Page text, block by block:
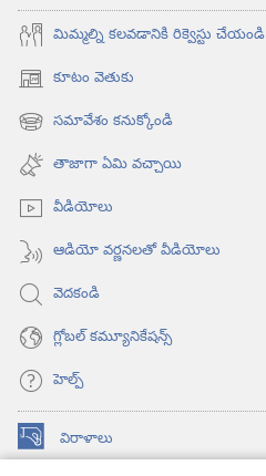
మిమ్మల్ని కలవడానికి రిక్వెస్టు చేయండి
కూటం వెతుకు
(కొత్త
విండో
ఓపెన్‌
అవుతుంది)
సమావేశం కనుక్కోండి
(కొత్త
విండో
ఓపెన్‌
అవుతుంది)
తాజాగా ఏమి వచ్చాయి
వీడియోలు
ఆడియో వర్ణనలతో వీడియోలు
వెదకండి
గ్లోబల్‌ కమ్యూనికేషన్స్‌
హెల్ప్‌
విరాళాలు
(కొత్త